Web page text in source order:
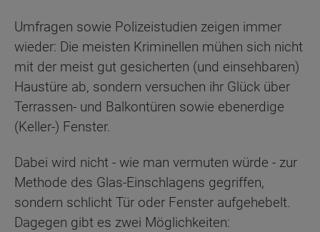
Umfragen sowie Polizeistudien zeigen immer
wieder: Die meisten Kriminellen mühen sich nicht
mit der meist gut gesicherten (und einsehbaren)
Haustüre ab, sondern versuchen ihr Glück über
Terrassen- und Balkontüren sowie ebenerdige
(Keller-) Fenster.
Dabei wird nicht - wie man vermuten würde - zur
Methode des Glas-Einschlagens gegriffen,
sondern schlicht Tür oder Fenster aufgehebelt.
Dagegen gibt es zwei Möglichkeiten: